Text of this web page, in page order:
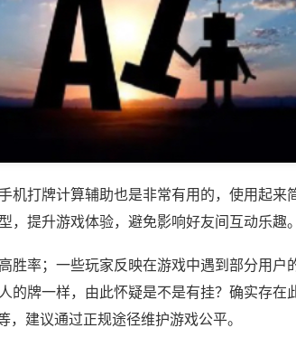
机打牌计算辅助也是非常有用的，使用起来
，提升游戏体验，避免影响好友间互动乐趣。
胜率；一些玩家反映在游戏中遇到部分用户
的牌一样，由此怀疑是不是有挂？确实存在
建议通过正规途径维护游戏公平。